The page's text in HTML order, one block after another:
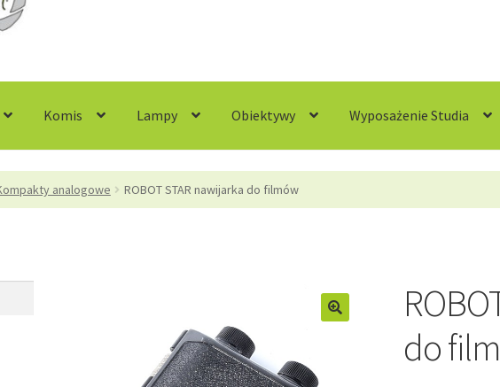
Komis Lampy Obiektywy Wyposażenie Studia
Moje kontoRegulaminSample PageSklepZamówienia
analogowe ROBOT STAR nawijarka do filmów
do